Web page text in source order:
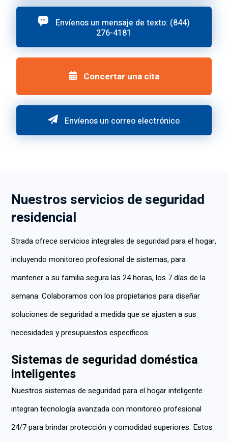
Envíenos un mensaje de texto: (844)
276-4181
Concertar una cita
Envíenos un correo electrónico
Nuestros servicios de seguridad
residencial
Strada ofrece servicios integrales de seguridad para el hogar,
incluyendo monitoreo profesional de sistemas, para
mantener a su familia segura las 24 horas, los 7 días de la
semana. Colaboramos con los propietarios para diseñar
soluciones de seguridad a medida que se ajusten a sus
necesidades y presupuestos específicos.
Sistemas de seguridad doméstica
inteligentes
Nuestros sistemas de seguridad para el hogar inteligente
integran tecnología avanzada con monitoreo profesional
24/7 para brindar protección y comodidad superiores. Estos